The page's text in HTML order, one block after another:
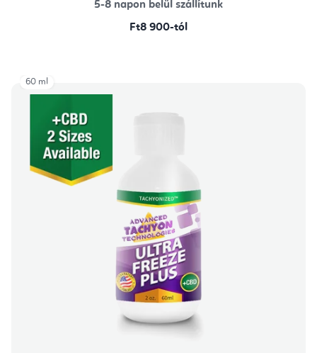
5-8 napon belül szállítunk
Ft8 900-tól
60 ml